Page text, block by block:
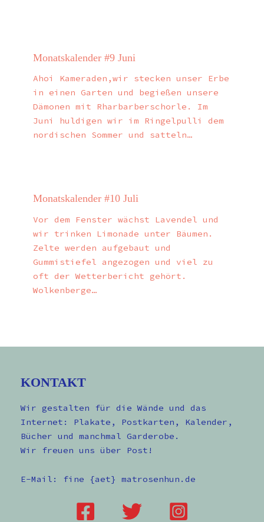
Monatskalender #9 Juni
Ahoi Kameraden,wir stecken unser Erbe
in einen Garten und begießen unsere
Dämonen mit Rharbarberschorle. Im
Juni huldigen wir im Ringelpulli dem
nordischen Sommer und satteln…
Monatskalender #10 Juli
Vor dem Fenster wächst Lavendel und
wir trinken Limonade unter Bäumen.
Zelte werden aufgebaut und
Gummistiefel angezogen und viel zu
oft der Wetterbericht gehört.
Wolkenberge…
KONTAKT
Wir gestalten für die Wände und das
Internet: Plakate, Postkarten, Kalender,
Bücher und manchmal Garderobe.
Wir freuen uns über Post!
E-Mail: fine {aet} matrosenhun.de